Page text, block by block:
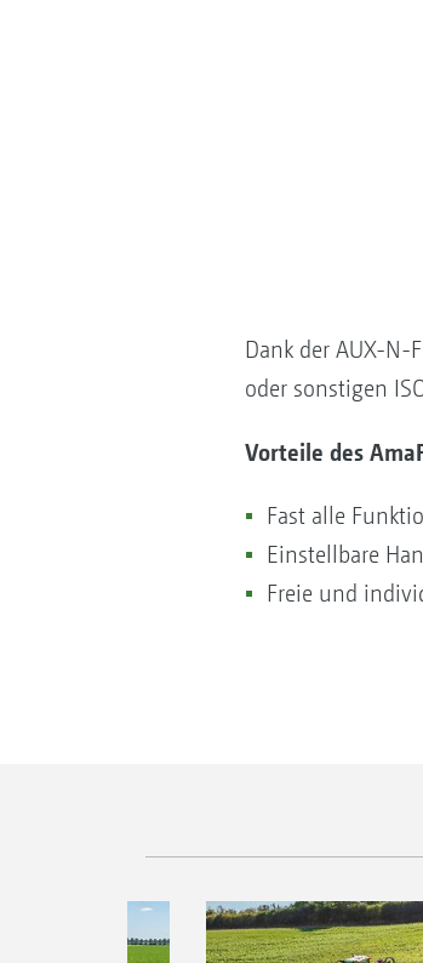
Dank der AUX-
oder sonstigen
Vorteile des
Fast alle
Einstellbare
Freie und